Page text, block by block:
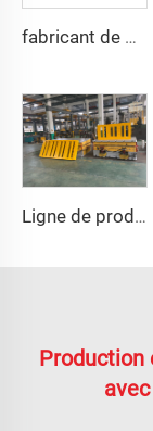
fabricant de moules de gilets pare-balles militaires
Ligne de production automatique
Production